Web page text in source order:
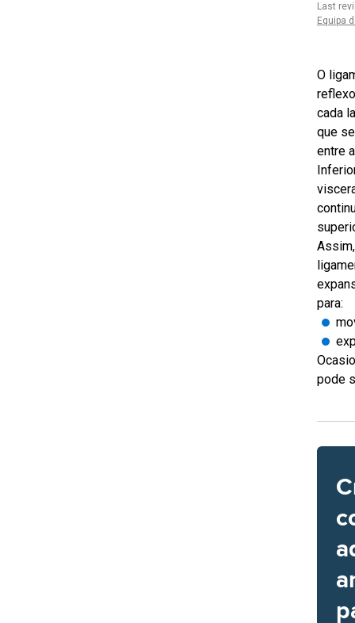
Last
Equipa
O
cada
que
entre
para:
pode